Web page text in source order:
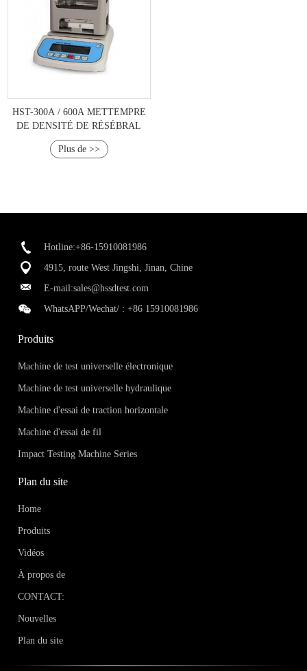
HST-300A / 600A METTEMPRE
DE DENSITÉ DE RÉSÉBRAL
Plus de >>
Hotline:+86-15910081986
4915, route West Jingshi, Jinan, Chine
E-mail:sales@hssdtest.com
WhatsAPP/Wechat/ :+86 15910081986
Produits
Machine de test universelle électronique
Machine de test universelle hydraulique
Machine d'essai de traction horizontale
Machine d'essai de fil
Impact Testing Machine Series
Plan du site
Home
Produits
Vidéos
À propos de
CONTACT:
Nouvelles
Plan du site